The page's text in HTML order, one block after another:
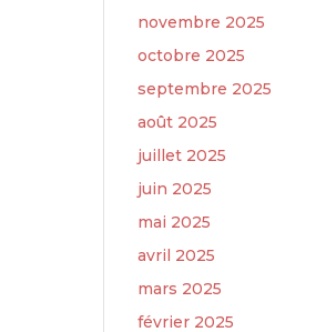
novembre 2025
octobre 2025
septembre 2025
août 2025
juillet 2025
juin 2025
mai 2025
avril 2025
mars 2025
février 2025